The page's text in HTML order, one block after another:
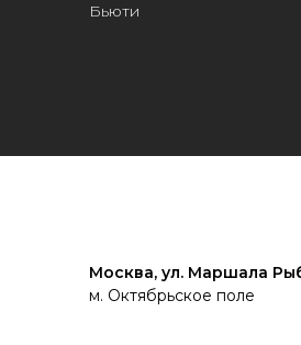
Бьюти
Москва, ул. Маршала
м. Октябрьское поле